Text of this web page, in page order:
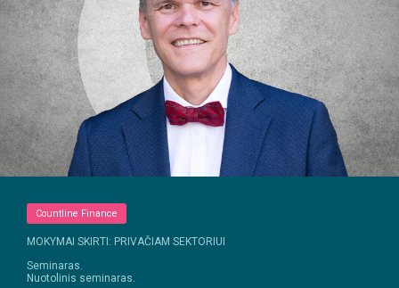
Countline Finance
MOKYMAI SKIRTI: PRIVAČIAM SEKTORIUI
Seminaras.
Nuotolinis seminaras.